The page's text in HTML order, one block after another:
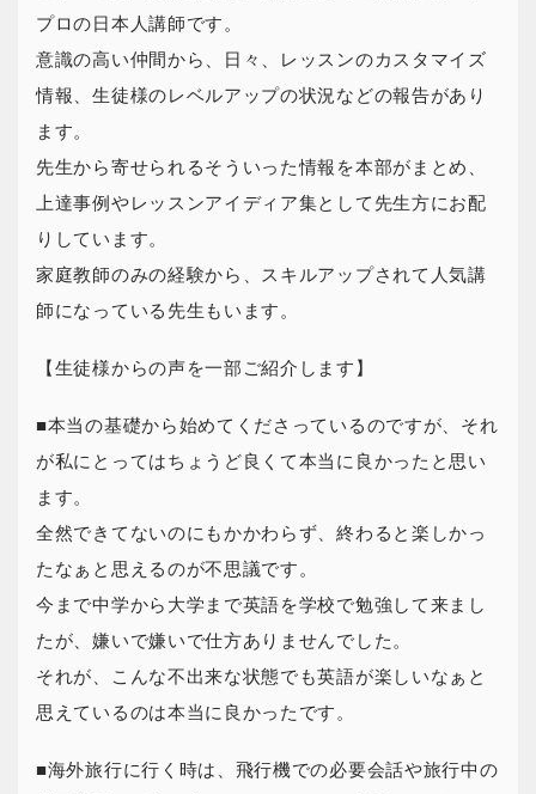
プロの日本人講師です。
意識の高い仲間から、日々、レッスンのカスタマイズ
情報、生徒様のレベルアップの状況などの報告があり
ます。
先生から寄せられるそういった情報を本部がまとめ、
上達事例やレッスンアイディア集として先生方にお配
りしています。
家庭教師のみの経験から、スキルアップされて人気講
師になっている先生もいます。
【生徒様からの声を一部ご紹介します】
■本当の基礎から始めてくださっているのですが、それ
が私にとってはちょうど良くて本当に良かったと思い
ます。
全然できてないのにもかかわらず、終わると楽しかっ
たなぁと思えるのが不思議です。
今まで中学から大学まで英語を学校で勉強して来まし
たが、嫌いで嫌いで仕方ありませんでした。
それが、こんな不出来な状態でも英語が楽しいなぁと
思えているのは本当に良かったです。
■海外旅行に行く時は、飛行機での必要会話や旅行中の